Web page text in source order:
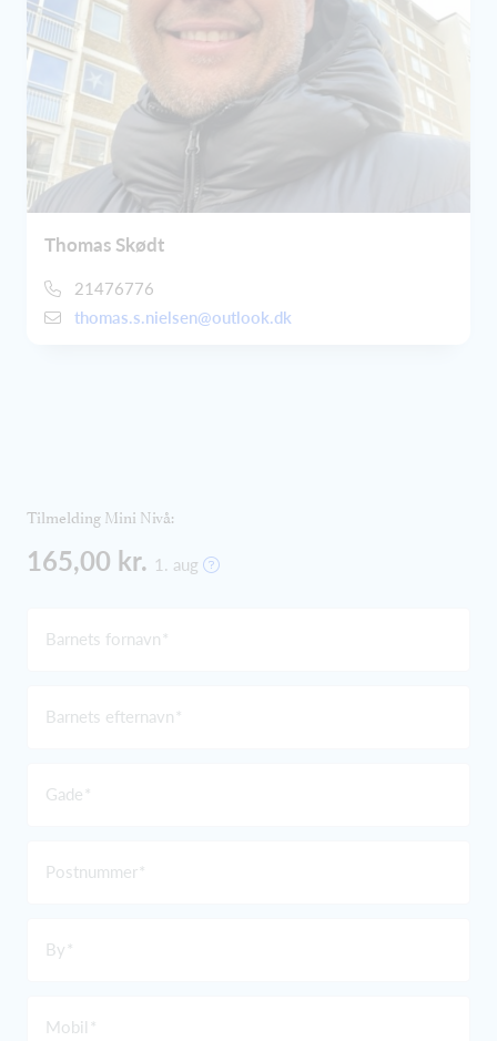
Thomas Skødt
21476776
thomas.s.nielsen@outlook.dk
Tilmelding Mini Nivå:
165,00 kr. 1. aug
Barnets fornavn
Barnets efternavn
Gade
Postnummer
By
Mobil